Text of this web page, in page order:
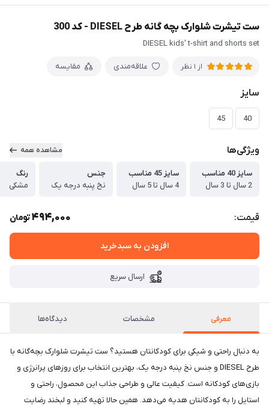
ست تیشرت شلوارک بچه گانه طرح DIESEL - کد 300
DIESEL kids' t-shirt and shorts set
از 1 نظر علاقه‌مندی مقایسه
سایز
40
45
ویژگی‌ها مشاهده همه
سایز 40 مناسب
2 سال تا 3 سال
سایز 45 مناسب
4 سال تا 5 سال
جنس
نخ پنبه درجه یک
رنگ
مشکی
قیمت: 494,000تومان
افزودن به سبدخرید
ارسال سریع
معرفی مشخصات دیدگاه‌ها
به دنبال راحتی و شیکی برای کودکانتان هستید؟ ست تیشرت شلوارک بچه‌گانه با
طرح DIESEL و جنس نخ پنبه درجه یک، بهترین انتخاب برای روزهای پرانرژی و
بازی‌های کودکانه است. کیفیت عالی و طراحی جذاب این محصول، راحتی و
استایل را به کودکانتان هدیه می‌دهد. همین حالا تهیه کنید و لبخند رضایت